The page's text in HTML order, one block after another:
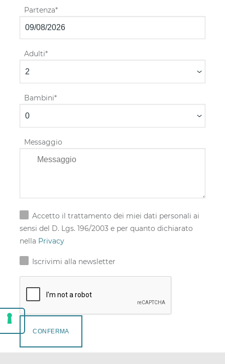
Partenza
Adulti
Bambini
Messaggio
Accetto il trattamento dei miei dati personali ai
sensi del D. Lgs. 196/2003 e per quanto dichiarato
nella Privacy
Iscrivimi alla newsletter
CONFERMA